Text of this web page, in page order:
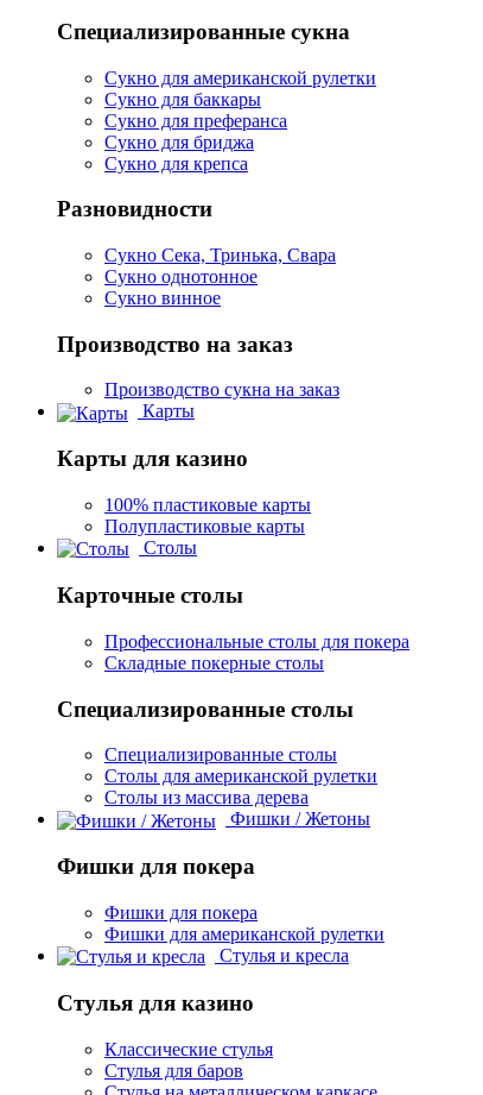
Специализированные сукна
Сукно для американской рулетки
Сукно для баккары
Сукно для преферанса
Сукно для бриджа
Сукно для крепса
Разновидности
Сукно Сека, Тринька, Свара
Сукно однотонное
Сукно винное
Производство на заказ
Производство сукна на заказ
Карты
Карты для казино
100% пластиковые карты
Полупластиковые карты
Столы
Карточные столы
Профессиональные столы для покера
Складные покерные столы
Специализированные столы
Специализированные столы
Столы для американской рулетки
Столы из массива дерева
Фишки / Жетоны
Фишки для покера
Фишки для покера
Фишки для американской рулетки
Стулья и кресла
Стулья для казино
Классические стулья
Стулья для баров